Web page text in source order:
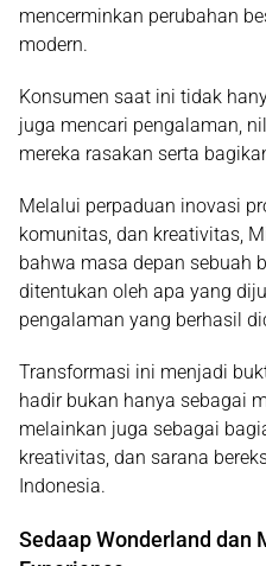
mencerminkan perubahan
modern.
Konsumen saat ini tidak
juga mencari pengalaman,
mereka rasakan serta
Melalui perpaduan inovasi
komunitas, dan kreativitas,
bahwa masa depan sebuah
ditentukan oleh apa yang
pengalaman yang berhasil
Transformasi ini menjadi
hadir bukan hanya sebagai
melainkan juga sebagai
kreativitas, dan sarana
Indonesia.
Sedaap Wonderland dan